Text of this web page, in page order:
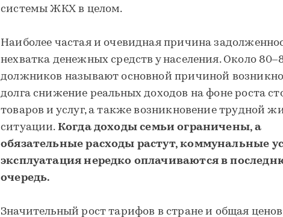
системы ЖКХ в целом.
Наиболее частая и очевидная причина
нехватка денежных средств у населения. Около
должников называют основной причиной
долга снижение реальных доходов на фоне роста
товаров и услуг, а также возникновение трудной
ситуации. Когда доходы семьи ограничены, а
обязательные расходы растут, коммунальные
эксплуатация нередко оплачиваются в
очередь.
Значительный рост тарифов в стране и общая